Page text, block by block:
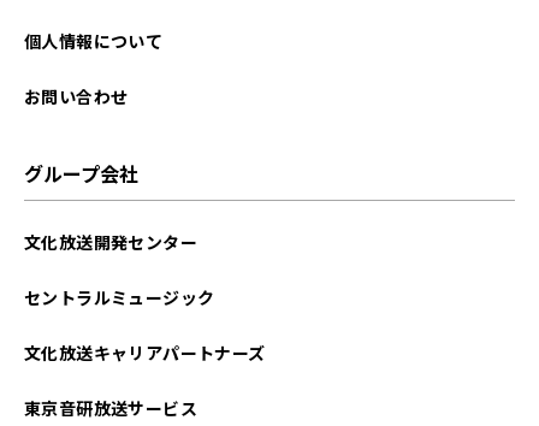
個人情報について
お問い合わせ
グループ会社
文化放送開発センター
セントラルミュージック
文化放送キャリアパートナーズ
東京音研放送サービス